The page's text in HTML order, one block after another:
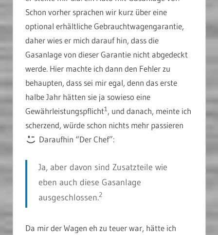
Schon vorher sprachen wir kurz über eine
optional erhältliche Gebrauchtwagengarantie,
daher wies er mich darauf hin, dass die
Gasanlage von dieser Garantie nicht abgedeckt
werde. Hier machte ich dann den Fehler zu
behaupten, dass sei mir egal, denn das erste
halbe Jahr hätten sie ja sowieso eine
Gewährleistungspflicht1 , und danach, meinte ich
scherzend, würde schon nichts mehr passieren
Daraufhin “Der Chef”:
Ja, aber davon sind Zusatzteile wie
eben auch diese Gasanlage
ausgeschlossen.2
Da mir der Wagen eh zu teuer war, hätte ich